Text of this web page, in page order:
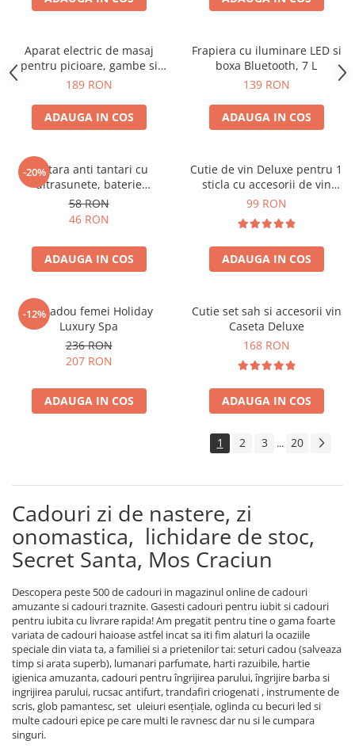
Aparat electric de masaj
pentru picioare, gambe si
brate
189 RON
ADAUGA IN COS
Frapiera cu iluminare LED si
boxa Bluetooth, 7 L
139 RON
ADAUGA IN COS
-20%
Bratara anti tantari cu
ultrasunete, baterie
reincarcabila 90mAh
58 RON
46 RON
ADAUGA IN COS
Cutie de vin Deluxe pentru 1
sticla cu accesorii de vin
incluse piele ecologica de
99 RON
ADAUGA IN COS
-12%
Set cadou femei Holiday
Luxury Spa
236 RON
207 RON
ADAUGA IN COS
Cutie set sah si accesorii vin
Caseta Deluxe
168 RON
ADAUGA IN COS
1 2 3 ... 20
Cadouri zi de nastere, zi
onomastica, lichidare de stoc,
Secret Santa, Mos Craciun
Descopera peste 500 de cadouri in magazinul online de cadouri
amuzante si cadouri traznite. Gasesti cadouri pentru iubit si cadouri
pentru iubita cu livrare rapida! Am pregatit pentru tine o gama foarte
variata de cadouri haioase astfel incat sa iti fim alaturi la ocaziile
speciale din viata ta, a familiei si a prietenilor tai: seturi cadou (salveaza
timp si arata superb), lumanari parfumate, harti razuibile, hartie
igienica amuzanta, cadouri pentru îngrijirea parului, îngrijire barba si
ingrijirea parului, rucsac antifurt, trandafiri criogenati , instrumente de
scris, glob pamantesc, set uleiuri esențiale, oglinda cu becuri led si
multe cadouri epice pe care multi le ravnesc dar nu si le cumpara
singuri.